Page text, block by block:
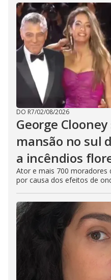
DO R7/02/08/2026
George
mansão no sul
a incêndios
Ator e mais 700 moradores
por causa dos efeitos de